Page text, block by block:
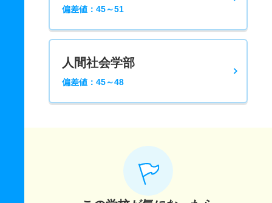
偏差値：45～51
人間社会学部
偏差値：45～48